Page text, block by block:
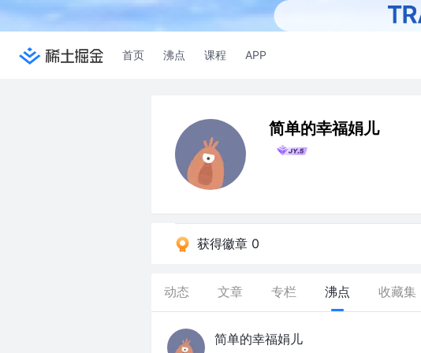
首页 沸点 课程 APP
简单的幸福娟儿
获得徽章 0
动态 文章 专栏 沸点 收藏集
简单的幸福娟儿